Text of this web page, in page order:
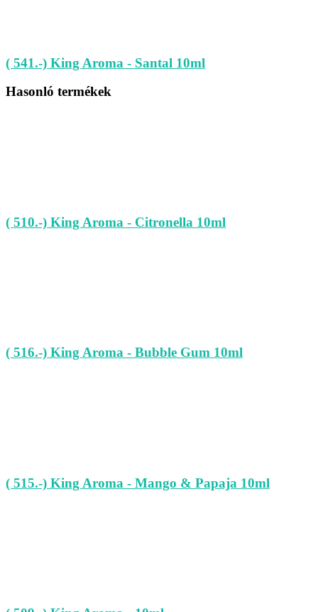
( 541.-) King Aroma - Santal 10ml
Hasonló termékek
( 510.-) King Aroma - Citronella 10ml
( 516.-) King Aroma - Bubble Gum 10ml
( 515.-) King Aroma - Mango & Papaja 10ml